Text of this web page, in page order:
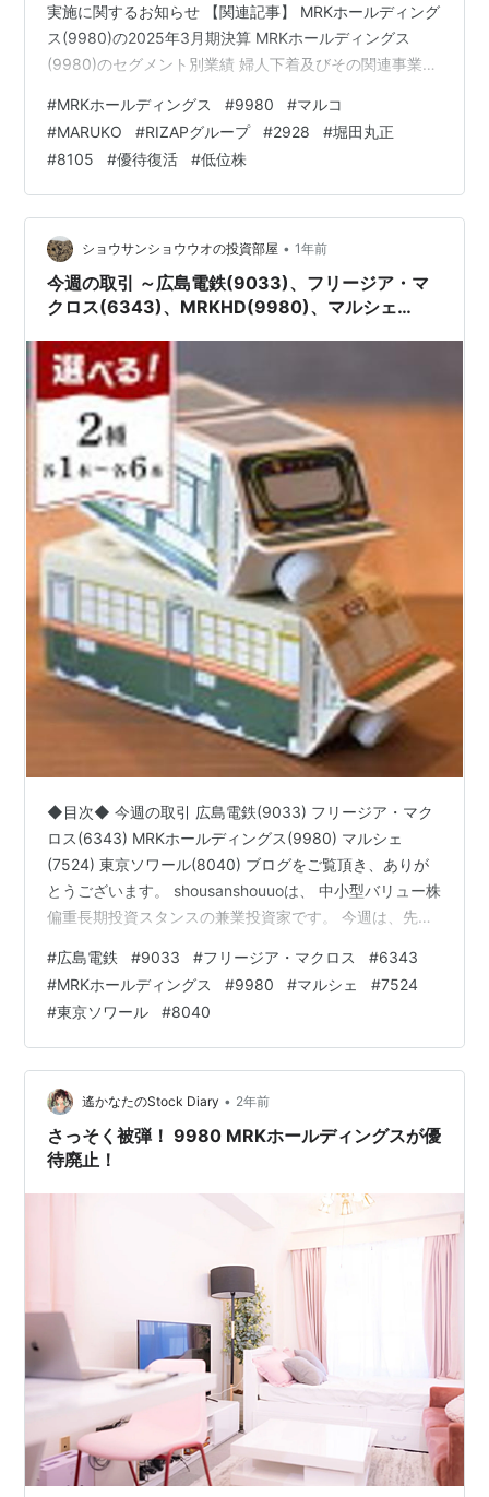
実施に関するお知らせ 【関連記事】 MRKホールディング
ス(9980)の2025年3月期決算 MRKホールディングス
(9980)のセグメント別業績 婦人下着及びその関連事業
他事業 MRKホールディングス(9980)の2026年3月期業績
予想 MRKホールディングス(9980)の配当利回り ブログ
をご覧頂き、ありがとうございます。 私は
「shousanshouuo」と申します。 中小型バリュー株を中
心とした長期投資スタン…
#MRKホールディングス #9980 #マルコ
#MARUKO #RIZAPグループ #2928 #堀田丸正
#8105 #優待復活 #低位株
ショウサンショウウオの投資部屋 • 1年前
今週の取引 ～広島電鉄(9033)、フリージア・マ
クロス(6343)、MRKHD(9980)、マルシェ
◆目次◆ 今週の取引 広島電鉄(9033) フリージア・マク
ロス(6343) MRKホールディングス(9980) マルシェ
(7524) 東京ソワール(8040) ブログをご覧頂き、ありが
とうございます。 shousanshouuoは、 中小型バリュー株
偏重長期投資スタンスの兼業投資家です。 今週は、先週
の取引を行いました。 今回は 「今週の取引 ～広島電鉄
(9033)、フリージア・マクロス(6343)、
MRKHD(9980)、マルシェ(7524)、東京ソワール(8040)
～」 についての記事です。 ランキング参加中株式投資・
FX・マネー …
#広島電鉄 #9033 #フリージア・マクロス #6343
#MRKホールディングス #9980 #マルシェ #7524
#東京ソワール #8040
遙かなたのStock Diary • 2年前
さっそく被弾！ 9980 MRKホールディングスが優
待廃止！